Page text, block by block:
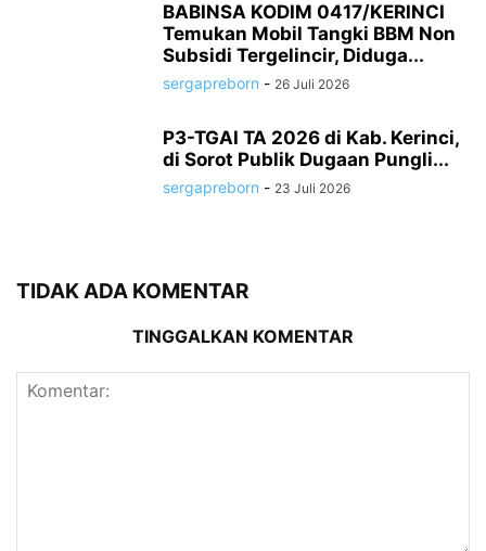
BABINSA KODIM 0417/KERINCI
Temukan Mobil Tangki BBM Non
Subsidi Tergelincir, Diduga...
sergapreborn - 26 Juli 2026
P3-TGAI TA 2026 di Kab. Kerinci,
di Sorot Publik Dugaan Pungli...
sergapreborn - 23 Juli 2026
TIDAK ADA KOMENTAR
TINGGALKAN KOMENTAR